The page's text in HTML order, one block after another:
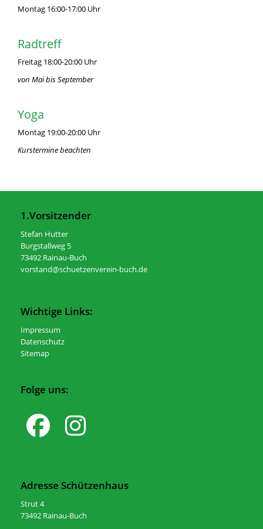
Montag 16:00-17:00 Uhr
Radtreff
Freitag 18:00-20:00 Uhr
von Mai bis September
Yoga
Montag 19:00-20:00 Uhr
Kurstermine beachten
1.Vorsitzender
Stefan Hutter
Burgstallweg 5
73492 Rainau-Buch
vorstand@schuetzenverein-buch.de
Wichtige Links:
Impressum
Datenschutz
Sitemap
Folge uns:
Adresse Schützenhaus
Strut 4
73492 Rainau-Buch